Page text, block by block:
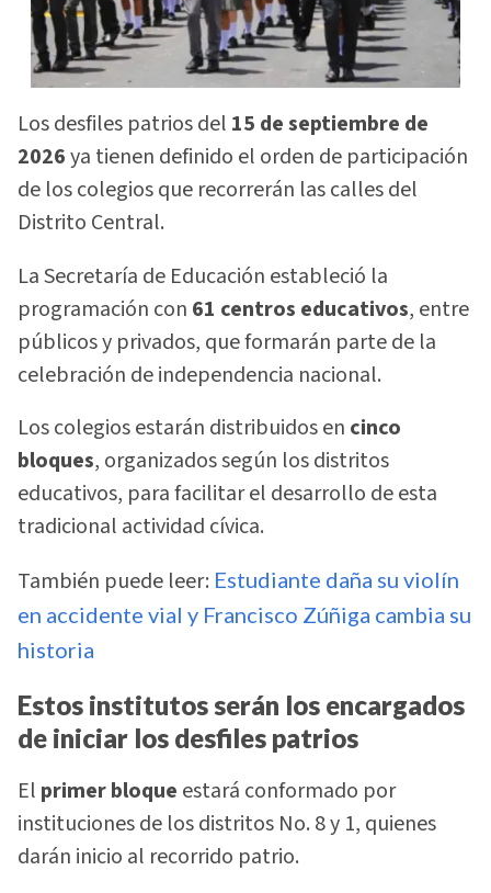
Los desfiles patrios del 15 de septiembre de
2026ya tienen definido el orden de participación
de los colegios que recorrerán las calles del
Distrito Central.
La Secretaría de Educación estableció la
programación con 61 centros educativos, entre
públicos y privados, que formarán parte de la
celebración de independencia nacional.
Los colegios estarán distribuidos en cinco
bloques, organizados según los distritos
educativos, para facilitar el desarrollo de esta
tradicional actividad cívica.
También puede leer: Estudiante daña su violín
en accidente vial y Francisco Zúñiga cambia su
historia
Estos institutos serán los encargados
de iniciar los desfiles patrios
El primer bloque estará conformado por
instituciones de los distritos No. 8 y 1, quienes
darán inicio al recorrido patrio.